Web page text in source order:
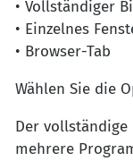
• Vollständiger
• Einzelnes
• Browser-Tab
Wählen Sie die
Der
mehrere